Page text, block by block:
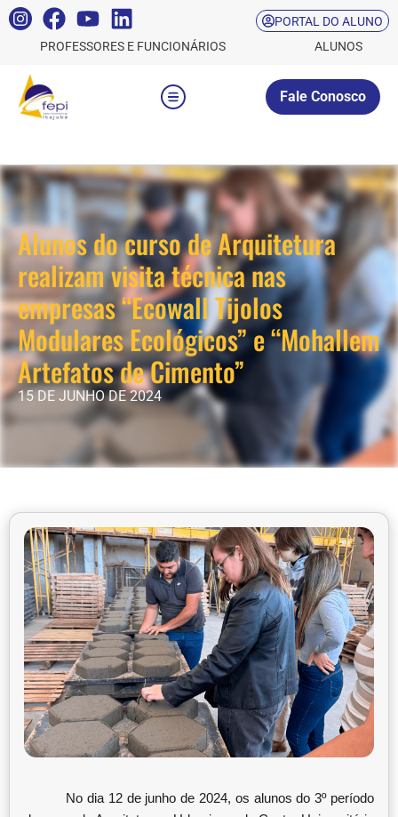
PORTAL DO ALUNO
PROFESSORES E FUNCIONÁRIOS
ALUNOS
Fale Conosco
Alunos do curso de Arquitetura
realizam visita técnica nas
empresas “Ecowall Tijolos
Modulares Ecológicos” e “Mohallem
Artefatos de Cimento”
15 DE JUNHO DE 2024
No dia 12 de junho de 2024, os alunos do 3º período